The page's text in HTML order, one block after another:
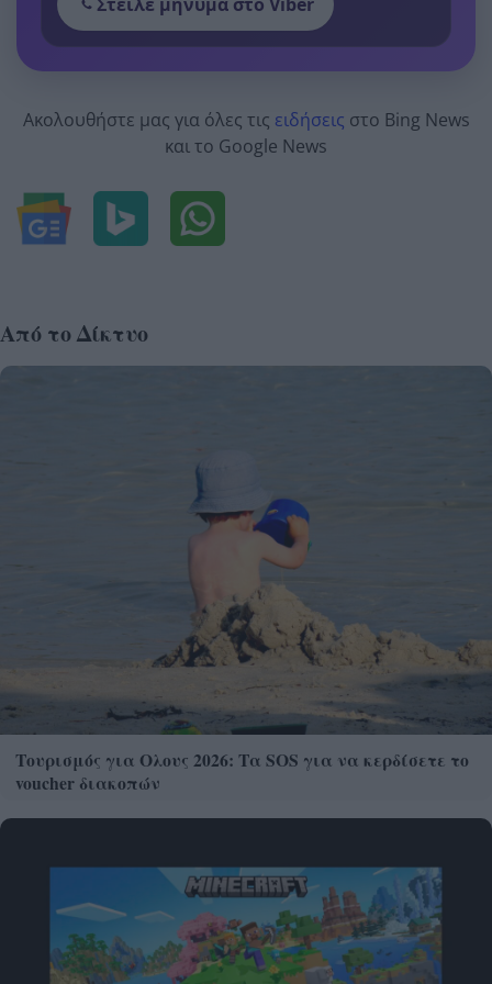
Ακολουθήστε μας για όλες τις ειδήσεις στο Bing News
και το Google News
Από το Δίκτυο
Τουρισμός για Ολους 2026: Τα SOS για να κερδίσετε το
voucher διακοπών